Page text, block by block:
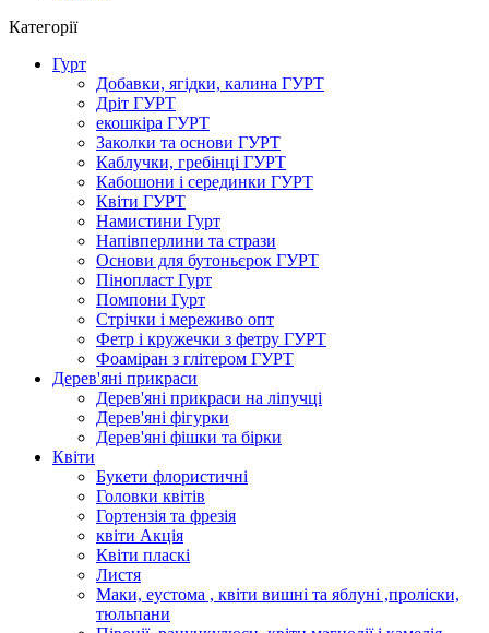
Категорії
Гурт
Добавки, ягідки, калина ГУРТ
Дріт ГУРТ
екошкіра ГУРТ
Заколки та основи ГУРТ
Каблучки, гребінці ГУРТ
Кабошони і серединки ГУРТ
Квіти ГУРТ
Намистини Гурт
Напівперлини та стрази
Основи для бутоньєрок ГУРТ
Пінопласт Гурт
Помпони Гурт
Стрічки і мереживо опт
Фетр і кружечки з фетру ГУРТ
Фоаміран з глітером ГУРТ
Дерев'яні прикраси
Дерев'яні прикраси на ліпучці
Дерев'яні фігурки
Дерев'яні фішки та бірки
Квіти
Букети флористичні
Головки квітів
Гортензія та фрезія
квіти Акція
Квіти пласкі
Листя
Маки, еустома , квіти вишні та яблуні ,проліски,
тюльпани